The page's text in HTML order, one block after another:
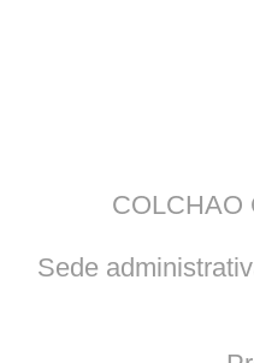
COLCHAO
Sede